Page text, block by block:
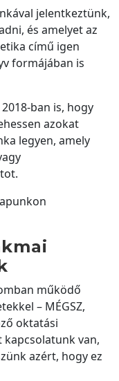
jelentkeztünk,
és amelyet az
című igen
formájában is
ban is, hogy
azokat
legyen, amely
működő
– MÉGSZ,
oktatási
van,
azért, hogy ez